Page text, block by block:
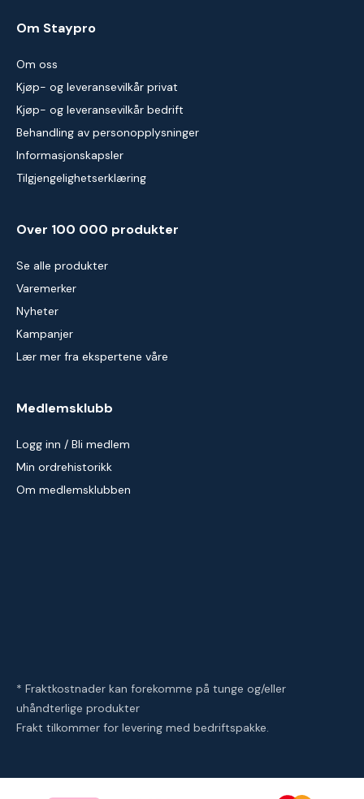
Om Staypro
Om oss
Kjøp- og leveransevilkår privat
Kjøp- og leveransevilkår bedrift
Behandling av personopplysninger
Informasjonskapsler
Tilgjengelighetserklæring
Over 100 000 produkter
Se alle produkter
Varemerker
Nyheter
Kampanjer
Lær mer fra ekspertene våre
Medlemsklubb
Logg inn / Bli medlem
Min ordrehistorikk
Om medlemsklubben
* Fraktkostnader kan forekomme på tunge og/eller
uhåndterlige produkter
Frakt tilkommer for levering med bedriftspakke.